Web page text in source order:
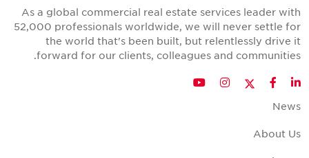
As a global commercial real estate services leader with
52,000 professionals worldwide, we will never settle for
the world that's been built, but relentlessly drive it
forward for our clients, colleagues and communities.
LinkedIn
Facebook
Twitter
Instagram
YouTube
News
About Us